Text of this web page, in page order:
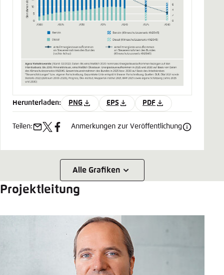
Herunterladen: PNG EPS PDF
Teilen:
e- x facebook
Anmerkungen zur Veröffentlichung
Alle Grafiken
Projektleitung